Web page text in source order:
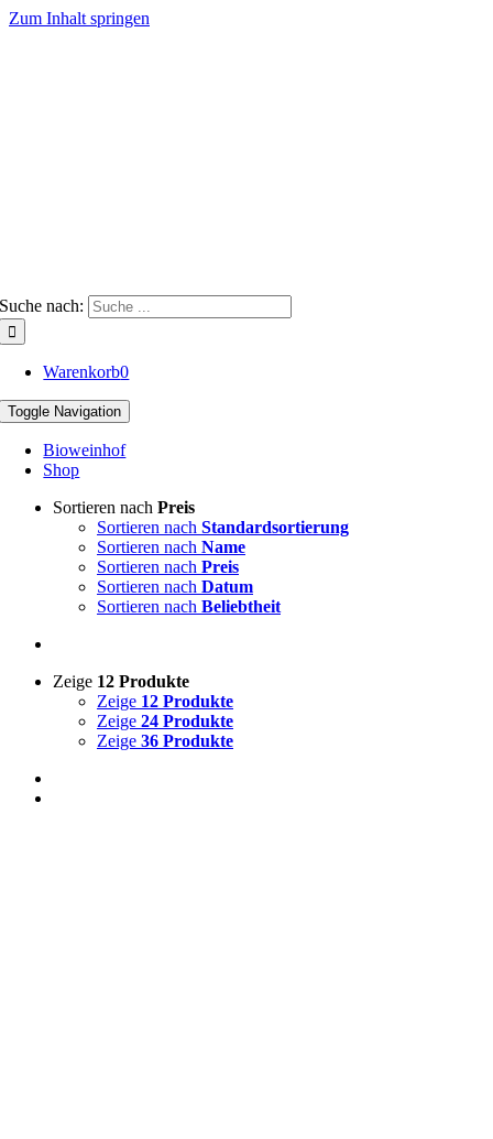
Zum Inhalt springen
Suche nach:
Warenkorb0
Toggle Navigation
Bioweinhof
Shop
Sortieren nach Preis
Sortieren nach Standardsortierung
Sortieren nach Name
Sortieren nach Preis
Sortieren nach Datum
Sortieren nach Beliebtheit
Zeige 12 Produkte
Zeige 12 Produkte
Zeige 24 Produkte
Zeige 36 Produkte